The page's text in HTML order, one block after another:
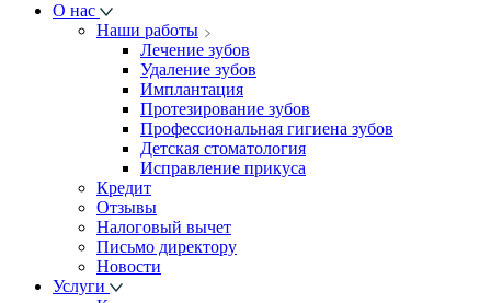
О нас
Наши работы
Лечение зубов
Удаление зубов
Имплантация
Протезирование зубов
Профессиональная гигиена зубов
Детская стоматология
Исправление прикуса
Кредит
Отзывы
Налоговый вычет
Письмо директору
Новости
Услуги